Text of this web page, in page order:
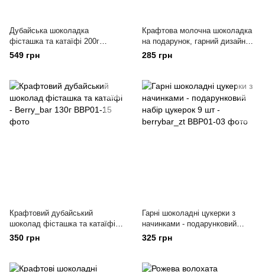
Дубайська шоколадка
фісташка та катаїфі 200г
berrybar_zt Chocolate Dubai
Knafeh and Pistachio
549 грн
Крафтова молочна шоколадка
на подарунок, гарний дизайном
+ можливість додати свій
напис BerryBar 100г.
285 грн
Крафтовий дубайський
шоколад фісташка та катаїфі -
Berry_bar 130г
350 грн
Гарні шоколадні цукерки з
начинками - подарунковий
набір цукерок 9 шт - berrybar_zt
325 грн